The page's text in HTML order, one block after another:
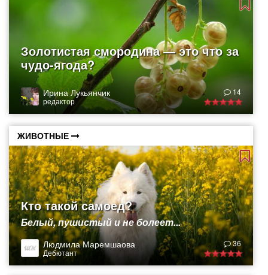
Золотистая смородина — это что за
чудо-ягода?
Ирина Лукьянчик
редактор
14
ЖИВОТНЫЕ
Кто такой самоед?
Белый, пушистый и не болеет...
Людмила Маремшаова
Дебютант
36